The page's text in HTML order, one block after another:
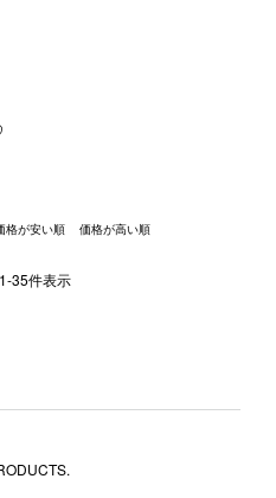
格が安い順 価格が高い順
1-35件表示